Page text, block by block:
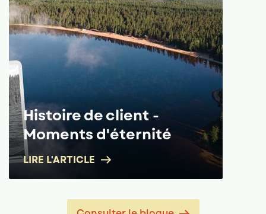
Histoire de client -
Moments d'éternité
LIRE L'ARTICLE